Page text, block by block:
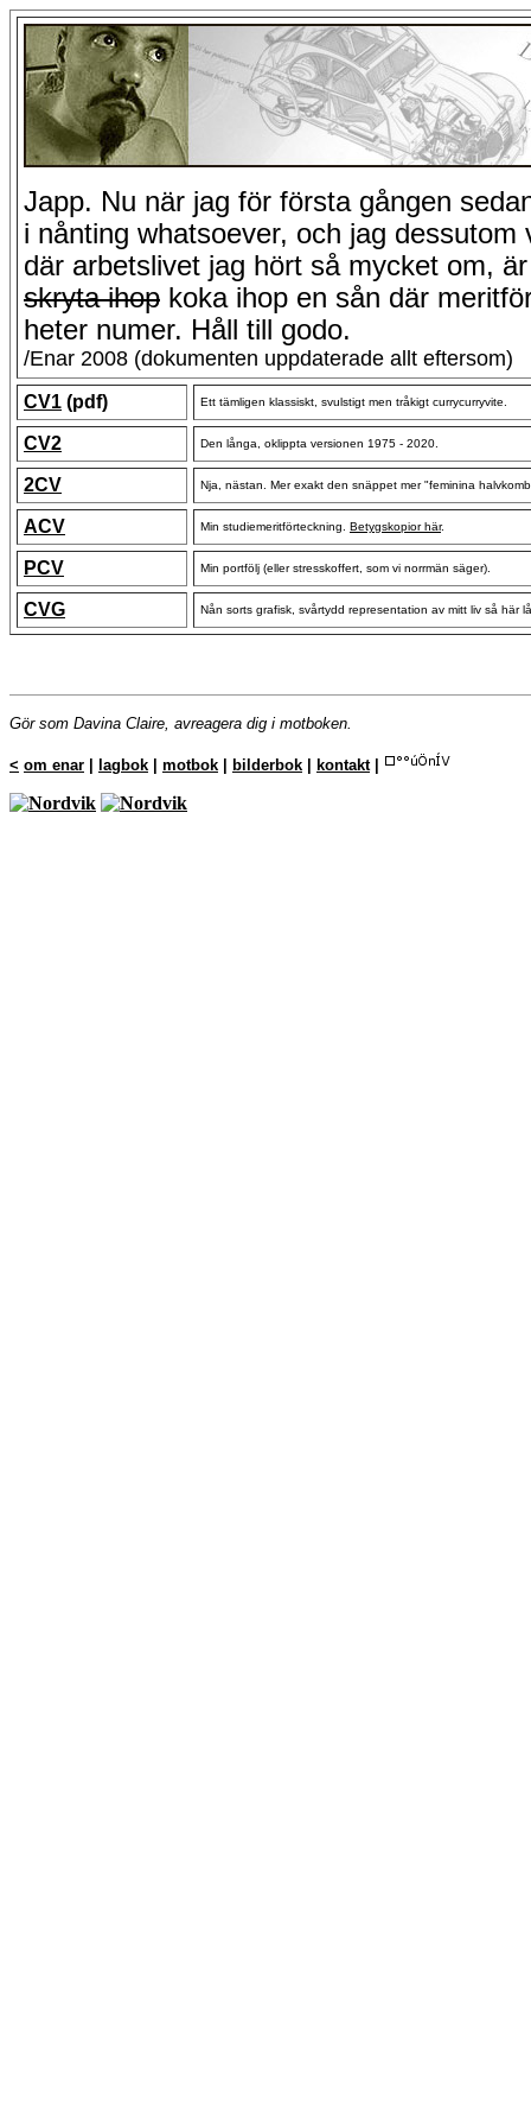
Japp. Nu när jag för första gången
i nånting whatsoever, och jag
där arbetslivet jag hört så mycket om,
skryta ihop koka ihop en sån där
heter numer. Håll till godo.
/Enar 2008 (dokumenten uppdaterade allt eftersom)
CV1 (pdf) Ett tämligen klassiskt, svulstigt men tråkigt currycurryvite.
CV2 Den långa, oklippta versionen 1975 - 2020.
2CV Nja, nästan. Mer exakt den snäppet mer "feminina
ACV Min studiemeritförteckning. Betygskopior här.
PCV Min portfölj (eller stresskoffert, som vi norrmän säger).
CVG Nån sorts grafisk, svårtydd representation av mitt liv så här
Gör som Davina Claire, avreagera dig i motboken.
< om enar lagbok motbok bilderbok kontakt|